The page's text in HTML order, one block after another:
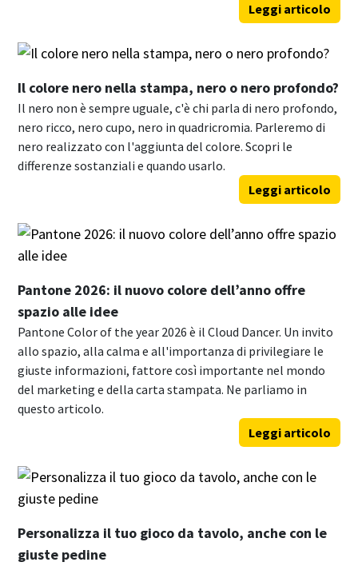
Leggi articolo
Il colore nero nella stampa, nero o nero profondo?
Il nero non è sempre uguale, c'è chi parla di nero profondo,
nero ricco, nero cupo, nero in quadricromia. Parleremo di
nero realizzato con l'aggiunta del colore. Scopri le
differenze sostanziali e quando usarlo.
Leggi articolo
Pantone 2026: il nuovo colore dell’anno offre
spazio alle idee
Pantone Color of the year 2026 è il Cloud Dancer. Un invito
allo spazio, alla calma e all'importanza di privilegiare le
giuste informazioni, fattore così importante nel mondo
del marketing e della carta stampata. Ne parliamo in
questo articolo.
Leggi articolo
Personalizza il tuo gioco da tavolo, anche con le
giuste pedine